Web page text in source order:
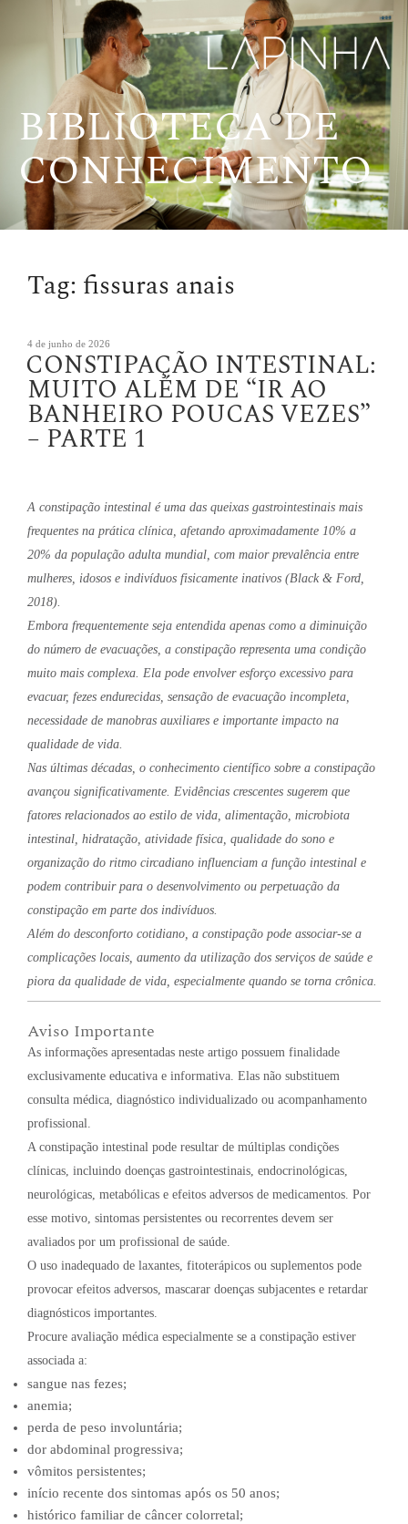
BIBLIOTECA DE
CONHECIMENTO
Tag: fissuras anais
Publicado
em
4 de junho de 2026
CONSTIPAÇÃO INTESTINAL:
MUITO ALÉM DE “IR AO
BANHEIRO POUCAS VEZES”
– PARTE 1
A constipação intestinal é uma das queixas gastrointestinais mais
frequentes na prática clínica, afetando aproximadamente 10% a
20% da população adulta mundial, com maior prevalência entre
mulheres, idosos e indivíduos fisicamente inativos (Black & Ford,
2018).
Embora frequentemente seja entendida apenas como a diminuição
do número de evacuações, a constipação representa uma condição
muito mais complexa. Ela pode envolver esforço excessivo para
evacuar, fezes endurecidas, sensação de evacuação incompleta,
necessidade de manobras auxiliares e importante impacto na
qualidade de vida.
Nas últimas décadas, o conhecimento científico sobre a constipação
avançou significativamente. Evidências crescentes sugerem que
fatores relacionados ao estilo de vida, alimentação, microbiota
intestinal, hidratação, atividade física, qualidade do sono e
organização do ritmo circadiano influenciam a função intestinal e
podem contribuir para o desenvolvimento ou perpetuação da
constipação em parte dos indivíduos.
Além do desconforto cotidiano, a constipação pode associar-se a
complicações locais, aumento da utilização dos serviços de saúde e
piora da qualidade de vida, especialmente quando se torna crônica.
Aviso Importante
As informações apresentadas neste artigo possuem finalidade
exclusivamente educativa e informativa. Elas não substituem
consulta médica, diagnóstico individualizado ou acompanhamento
profissional.
A constipação intestinal pode resultar de múltiplas condições
clínicas, incluindo doenças gastrointestinais, endocrinológicas,
neurológicas, metabólicas e efeitos adversos de medicamentos. Por
esse motivo, sintomas persistentes ou recorrentes devem ser
avaliados por um profissional de saúde.
O uso inadequado de laxantes, fitoterápicos ou suplementos pode
provocar efeitos adversos, mascarar doenças subjacentes e retardar
diagnósticos importantes.
Procure avaliação médica especialmente se a constipação estiver
associada a:
sangue nas fezes;
anemia;
perda de peso involuntária;
dor abdominal progressiva;
vômitos persistentes;
início recente dos sintomas após os 50 anos;
histórico familiar de câncer colorretal;